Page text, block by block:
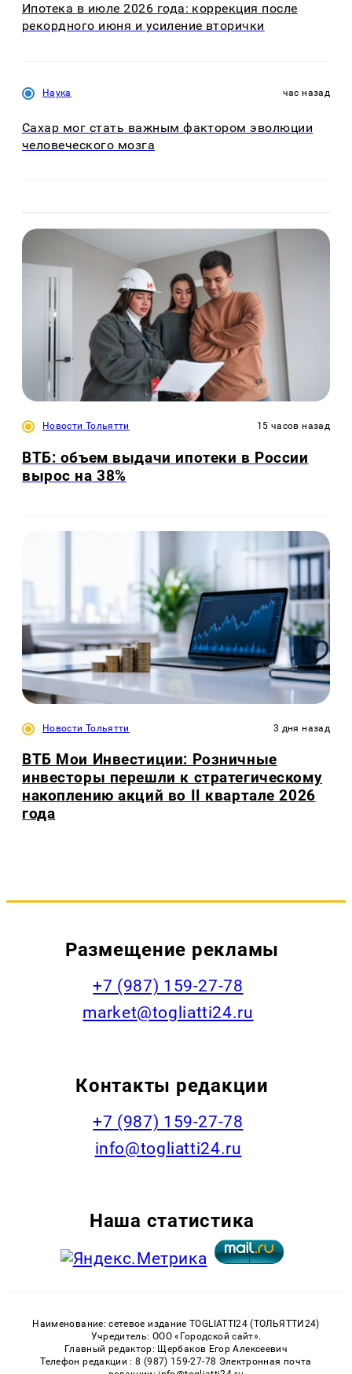
Ипотека в июле 2026 года: коррекция после
рекордного июня и усиление вторички
Наука час назад
Сахар мог стать важным фактором эволюции
человеческого мозга
Новости Тольятти 15 часов назад
ВТБ: объем выдачи ипотеки в России
вырос на 38%
Новости Тольятти 3 дня назад
ВТБ Мои Инвестиции: Розничные
инвесторы перешли к стратегическому
накоплению акций во II квартале 2026
года
Размещение рекламы
+7 (987) 159-27-78
market@togliatti24.ru
Контакты редакции
+7 (987) 159-27-78
info@togliatti24.ru
Наша статистика
Наименование: сетевое издание TOGLIATTI24 (ТОЛЬЯТТИ24)
Учредитель: ООО «Городской сайт».
Главный редактор: Щербаков Егор Алексеевич
Телефон редакции : 8 (987) 159-27-78 Электронная почта